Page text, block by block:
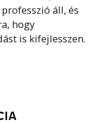
áll, és
hogy
is kifejlesszen.